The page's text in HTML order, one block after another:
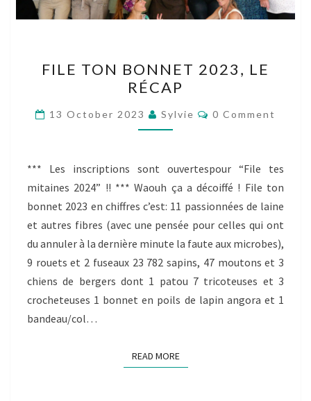
TON
BONNET
2023,
LE
FILE TON BONNET 2023, LE
RÉCAP
13 October 2023 Sylvie Comments
0 Comment
*** Les inscriptions sont ouvertespour “File tes
mitaines 2024” !! *** Waouh ça a décoiffé ! File ton
bonnet 2023 en chiffres c’est: 11 passionnées de laine
et autres fibres (avec une pensée pour celles qui ont
du annuler à la dernière minute la faute aux microbes),
9 rouets et 2 fuseaux 23 782 sapins, 47 moutons et 3
chiens de bergers dont 1 patou 7 tricoteuses et 3
crocheteuses 1 bonnet en poils de lapin angora et 1
bandeau/col…
READ MOREREAD MORE